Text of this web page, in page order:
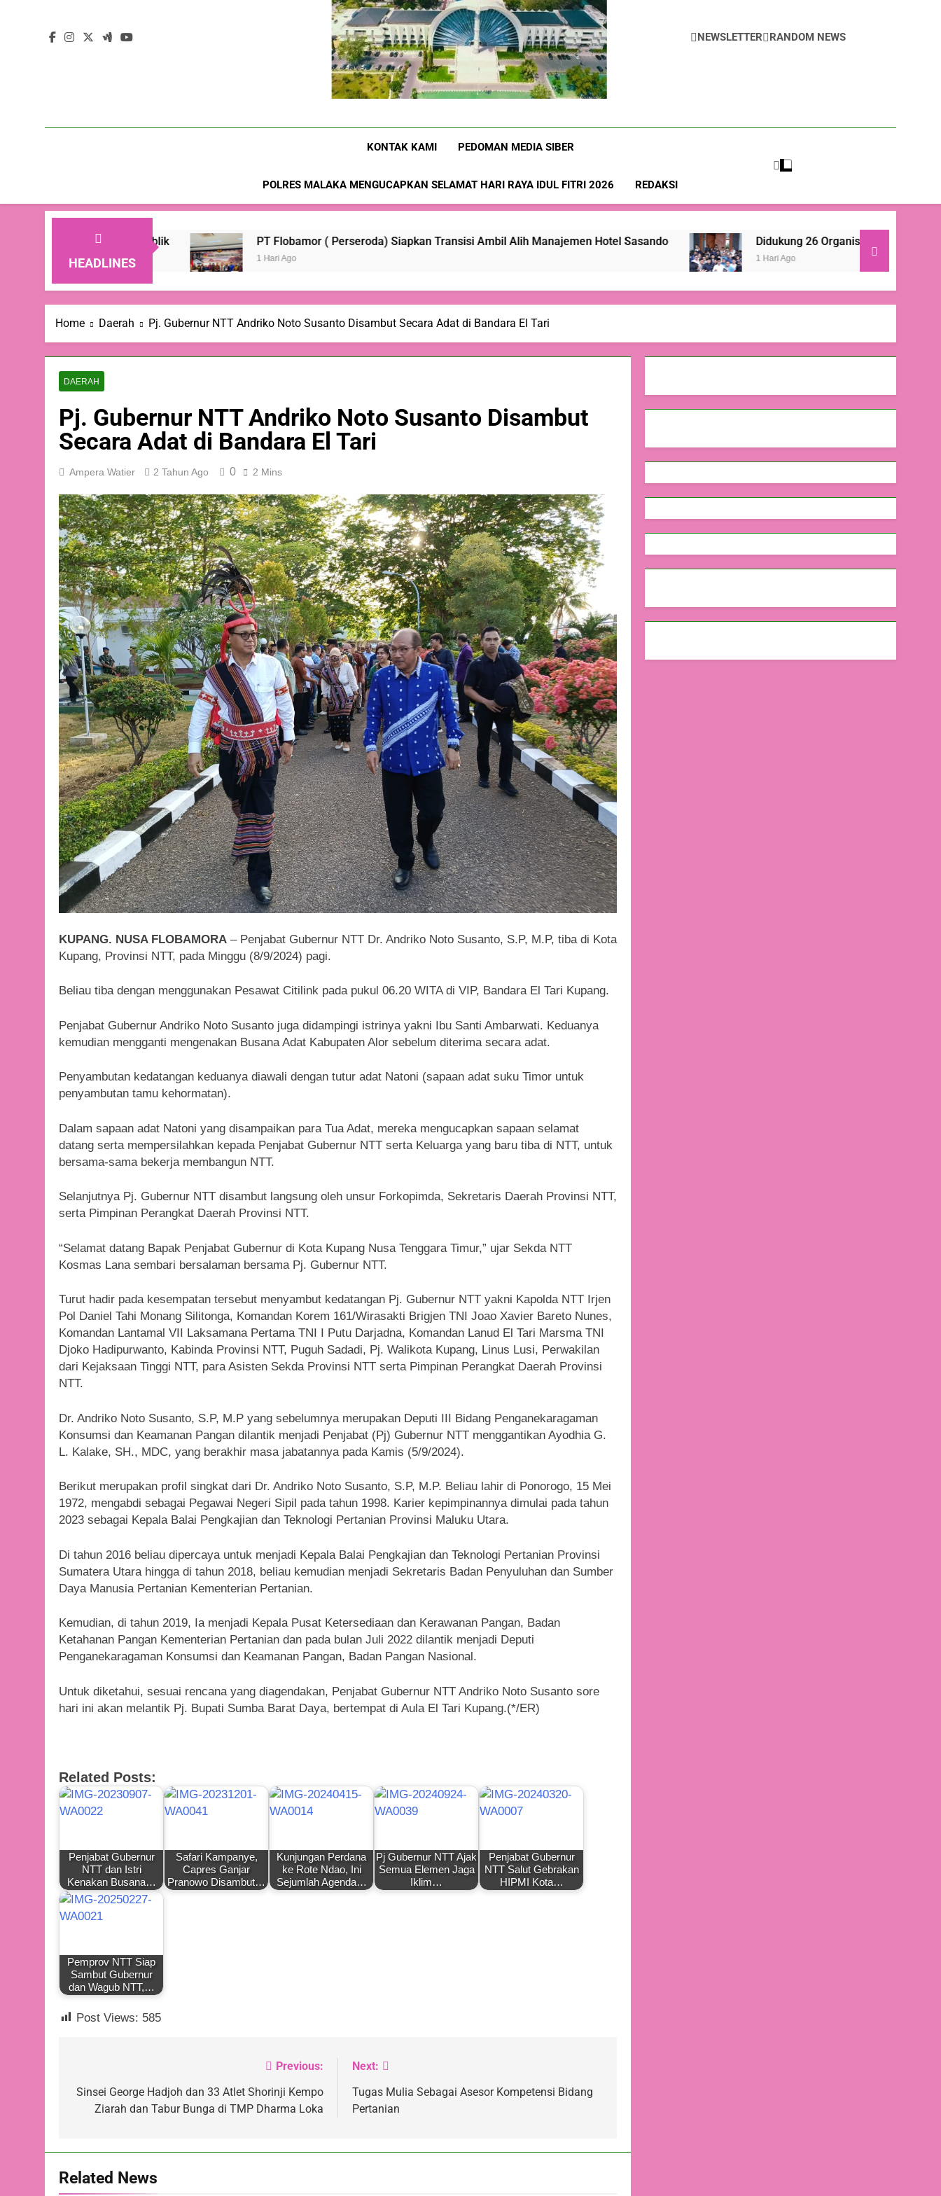
Nusa-Flobamora.com
NEWSLETTER RANDOM NEWS
KONTAK KAMI PEDOMAN MEDIA SIBER
POLRES MALAKA MENGUCAPKAN SELAMAT HARI RAYA IDUL FITRI 2026 REDAKSI
HEADLINES
PT Flobamor ( Perseroda) Siapkan Transisi Ambil Alih Manajemen Hotel Sasando
1 Hari Ago
Didukung 26 Organisasi Kepemudaan, Mentan
1 Hari Ago
Home Daerah Pj. Gubernur NTT Andriko Noto Susanto Disambut Secara Adat di Bandara El Tari
DAERAH
Pj. Gubernur NTT Andriko Noto Susanto Disambut
Secara Adat di Bandara El Tari
Ampera Watier 2 Tahun Ago 0 2 Mins
KUPANG. NUSA FLOBAMORA – Penjabat Gubernur NTT Dr. Andriko Noto Susanto, S.P, M.P, tiba di Kota
Kupang, Provinsi NTT, pada Minggu (8/9/2024) pagi.
Beliau tiba dengan menggunakan Pesawat Citilink pada pukul 06.20 WITA di VIP, Bandara El Tari Kupang.
Penjabat Gubernur Andriko Noto Susanto juga didampingi istrinya yakni Ibu Santi Ambarwati. Keduanya
kemudian mengganti mengenakan Busana Adat Kabupaten Alor sebelum diterima secara adat.
Penyambutan kedatangan keduanya diawali dengan tutur adat Natoni (sapaan adat suku Timor untuk
penyambutan tamu kehormatan).
Dalam sapaan adat Natoni yang disampaikan para Tua Adat, mereka mengucapkan sapaan selamat
datang serta mempersilahkan kepada Penjabat Gubernur NTT serta Keluarga yang baru tiba di NTT, untuk
bersama-sama bekerja membangun NTT.
Selanjutnya Pj. Gubernur NTT disambut langsung oleh unsur Forkopimda, Sekretaris Daerah Provinsi NTT,
serta Pimpinan Perangkat Daerah Provinsi NTT.
“Selamat datang Bapak Penjabat Gubernur di Kota Kupang Nusa Tenggara Timur,” ujar Sekda NTT
Kosmas Lana sembari bersalaman bersama Pj. Gubernur NTT.
Turut hadir pada kesempatan tersebut menyambut kedatangan Pj. Gubernur NTT yakni Kapolda NTT Irjen
Pol Daniel Tahi Monang Silitonga, Komandan Korem 161/Wirasakti Brigjen TNI Joao Xavier Bareto Nunes,
Komandan Lantamal VII Laksamana Pertama TNI I Putu Darjadna, Komandan Lanud El Tari Marsma TNI
Djoko Hadipurwanto, Kabinda Provinsi NTT, Puguh Sadadi, Pj. Walikota Kupang, Linus Lusi, Perwakilan
dari Kejaksaan Tinggi NTT, para Asisten Sekda Provinsi NTT serta Pimpinan Perangkat Daerah Provinsi
NTT.
Dr. Andriko Noto Susanto, S.P, M.P yang sebelumnya merupakan Deputi III Bidang Penganekaragaman
Konsumsi dan Keamanan Pangan dilantik menjadi Penjabat (Pj) Gubernur NTT menggantikan Ayodhia G.
L. Kalake, SH., MDC, yang berakhir masa jabatannya pada Kamis (5/9/2024).
Berikut merupakan profil singkat dari Dr. Andriko Noto Susanto, S.P, M.P. Beliau lahir di Ponorogo, 15 Mei
1972, mengabdi sebagai Pegawai Negeri Sipil pada tahun 1998. Karier kepimpinannya dimulai pada tahun
2023 sebagai Kepala Balai Pengkajian dan Teknologi Pertanian Provinsi Maluku Utara.
Di tahun 2016 beliau dipercaya untuk menjadi Kepala Balai Pengkajian dan Teknologi Pertanian Provinsi
Sumatera Utara hingga di tahun 2018, beliau kemudian menjadi Sekretaris Badan Penyuluhan dan Sumber
Daya Manusia Pertanian Kementerian Pertanian.
Kemudian, di tahun 2019, Ia menjadi Kepala Pusat Ketersediaan dan Kerawanan Pangan, Badan
Ketahanan Pangan Kementerian Pertanian dan pada bulan Juli 2022 dilantik menjadi Deputi
Penganekaragaman Konsumsi dan Keamanan Pangan, Badan Pangan Nasional.
Untuk diketahui, sesuai rencana yang diagendakan, Penjabat Gubernur NTT Andriko Noto Susanto sore
hari ini akan melantik Pj. Bupati Sumba Barat Daya, bertempat di Aula El Tari Kupang.(*/ER)
Related Posts:
Penjabat Gubernur
NTT dan Istri
Kenakan Busana…
Safari Kampanye,
Capres Ganjar
Pranowo Disambut…
Kunjungan Perdana
ke Rote Ndao, Ini
Sejumlah Agenda…
Pj Gubernur NTT Ajak
Semua Elemen Jaga
Iklim…
Penjabat Gubernur
NTT Salut Gebrakan
HIPMI Kota…
Pemprov NTT Siap
Sambut Gubernur
dan Wagub NTT,…
Post Views: 585
pos
Previous:
Sinsei George Hadjoh dan 33 Atlet Shorinji Kempo
Ziarah dan Tabur Bunga di TMP Dharma Loka
Next:
Tugas Mulia Sebagai Asesor Kompetensi Bidang
Pertanian
Related News